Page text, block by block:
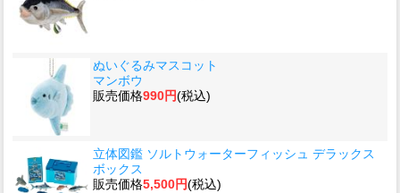
ぬいぐるみマスコット
マンボウ
販売価格990円(税込)
立体図鑑 ソルトウォーターフィッシュ デラックス
ボックス
販売価格5,500円(税込)